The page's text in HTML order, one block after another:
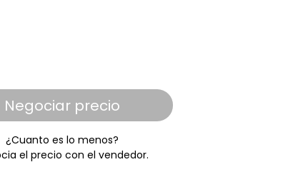
Negociar precio
¿Cuanto es lo menos?
el precio con el vendedor.